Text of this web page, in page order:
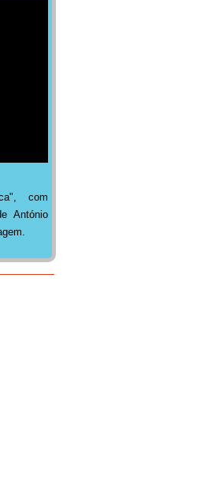
com
António